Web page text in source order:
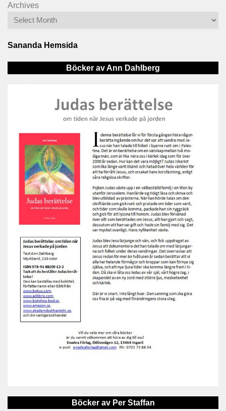
Archives
Sananda Hemsida
Böcker av Ann Dahlberg
Böcker av Per Staffan